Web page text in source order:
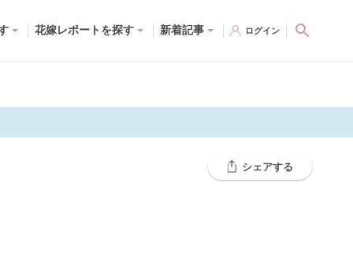
花嫁レポートを探す 新着記事 ログイン
シェアする